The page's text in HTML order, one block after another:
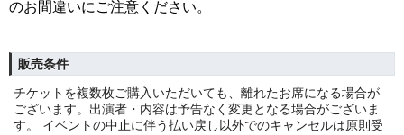
のお間違いにご注意ください。
販売条件
チケットを複数枚ご購入いただいても、離れたお席になる場合が
ございます。出演者・内容は予告なく変更となる場合がございま
す。 イベントの中止に伴う払い戻し以外でのキャンセルは原則受